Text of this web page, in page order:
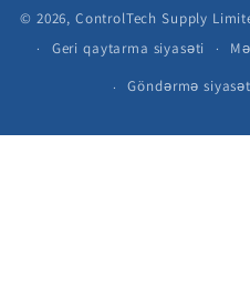
© 2026, ControlTech Supply
Geri qaytarma siyasəti
Göndərmə